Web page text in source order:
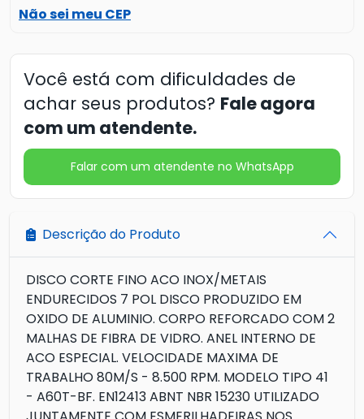
Não sei meu CEP
Você está com dificuldades de
achar seus produtos? Fale agora
com um atendente.
Falar com um atendente no WhatsApp
Descrição do Produto
DISCO CORTE FINO ACO INOX/METAIS
ENDURECIDOS 7 POL DISCO PRODUZIDO EM
OXIDO DE ALUMINIO. CORPO REFORCADO COM 2
MALHAS DE FIBRA DE VIDRO. ANEL INTERNO DE
ACO ESPECIAL. VELOCIDADE MAXIMA DE
TRABALHO 80M/S - 8.500 RPM. MODELO TIPO 41
- A60T-BF. EN12413 ABNT NBR 15230 UTILIZADO